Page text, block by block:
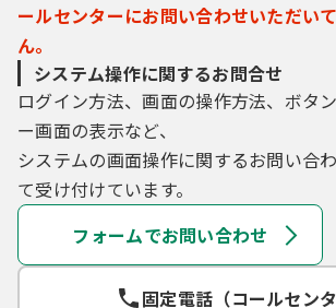
ールセンターにお問い合わせいただい
ん。
システム操作に関するお問合せ
ログイン方法、画面の操作方法、ボタ
ー画面の表示など、
システムの画面操作に関するお問い合
て受け付けています。
フォームでお問い合わせ
固定電話（コールセンタ